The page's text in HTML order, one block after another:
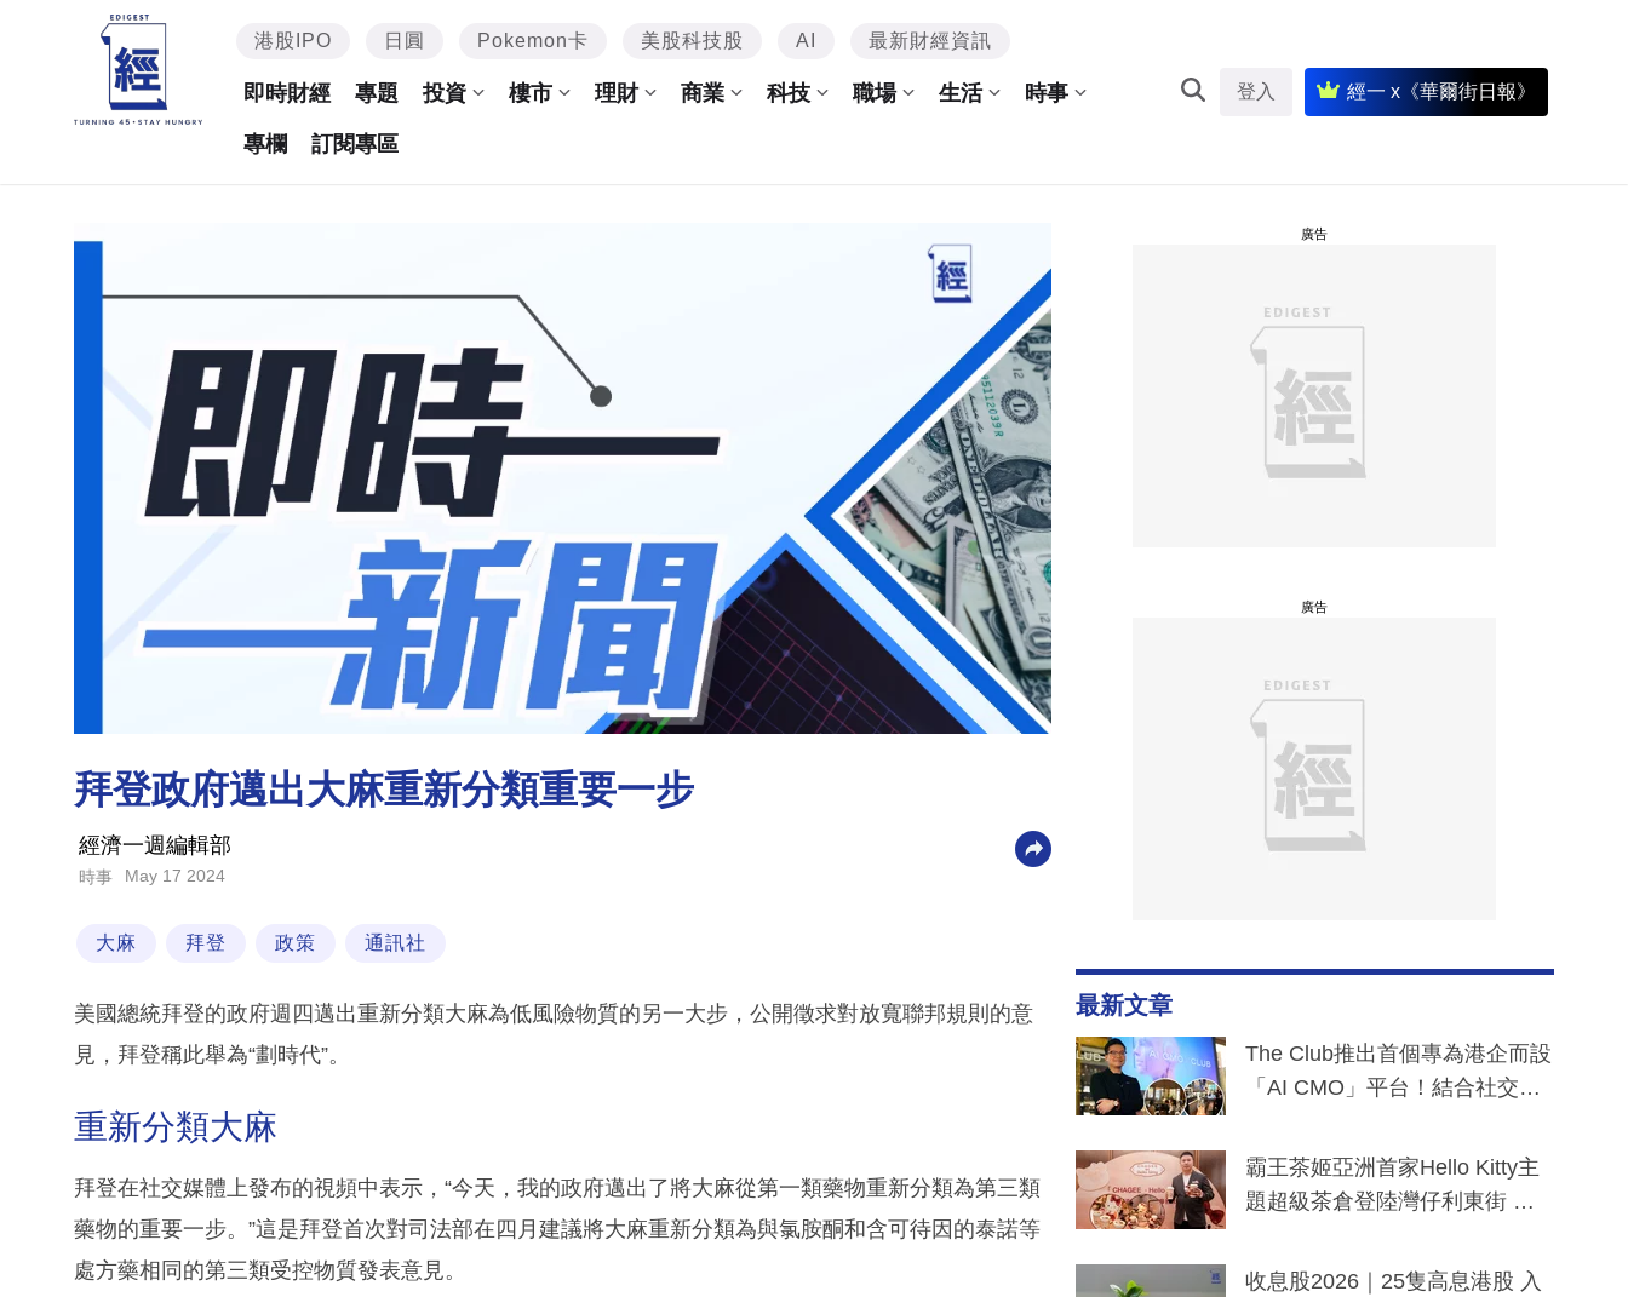
港股IPO 日圓 Pokemon卡 美股科技股 AI 最新財經資訊
即時財經 專題 投資 樓市 理財 商業 科技 職場 生活 時事
專欄 訂閱專區
登入 經一 x《華爾街日報》
拜登政府邁出大麻重新分類重要一步
經濟一週編輯部
時事 May 17 2024
大麻 拜登 政策 通訊社
美國總統拜登的政府週四邁出重新分類大麻為低風險物質的另一大步，公開徵求對放寬聯邦規則的意
見，拜登稱此舉為“劃時代”。
重新分類大麻
拜登在社交媒體上發布的視頻中表示，“今天，我的政府邁出了將大麻從第一類藥物重新分類為第三類
藥物的重要一步。”這是拜登首次對司法部在四月建議將大麻重新分類為與氯胺酮和含可待因的泰諾等
處方藥相同的第三類受控物質發表意見。
廣告
廣告
最新文章
The Club推出首個專為港企而設
「AI CMO」平台！結合社交聆
分鐘生成「貼地」宣傳短片
霸王茶姬亞洲首家Hello Kitty主
題超級茶倉登陸灣仔利東街 推
y及香港限定特調系列
收息股2026｜25隻高息港股 入